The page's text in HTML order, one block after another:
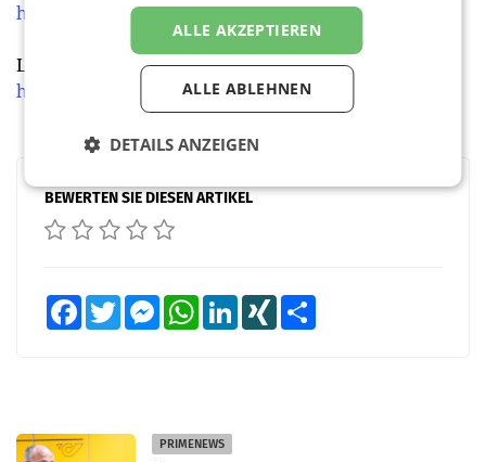
https://www.fhstp.ac.at/lpr
Lehrgang Werbung und Markenführung
https://www.fhstp.ac.at/lwm
BEWERTEN SIE DIESEN ARTIKEL
FacebookTwitter MessengerWhatsAppLinkedInXING
PRIMENEWS
ALLE AKZEPTIEREN
ALLE ABLEHNEN
DETAILS ANZEIGEN